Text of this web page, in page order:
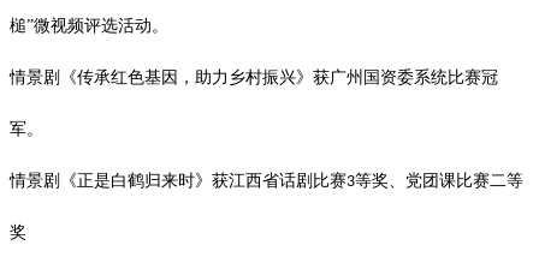
槌”微视频评选活动。
情景剧《传承红色基因，助力乡村振兴》获广州国资委系统比赛冠
军。
情景剧《正是白鹤归来时》获江西省话剧比赛3等奖、党团课比赛二等
奖